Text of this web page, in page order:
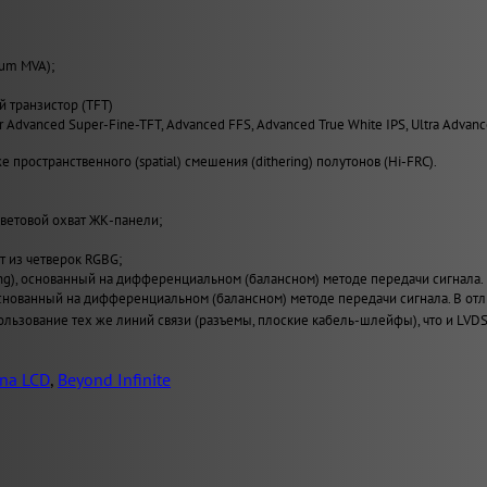
MVA);
(TFT)
Super-Fine-TFT, Advanced FFS, Advanced True White IPS, Ultra
пространственного (spatial) смешения (dithering) полутонов (Hi-FRC).
охват ЖК-панели;
четверок RGBG;
основанный на дифференциальном (балансном) методе передачи сигнала.
на дифференциальном (балансном) методе передачи сигнала. В
тех же линий связи (разъемы, плоские кабель-шлейфы), что и
LCD, Beyond Infinite